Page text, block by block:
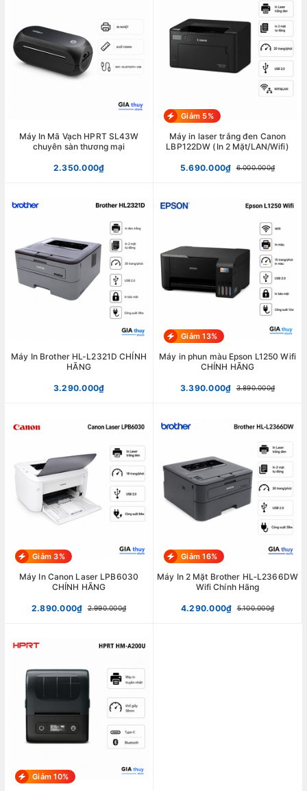
Máy In Mã Vạch HPRT SL43W
chuyên sàn thương mại
2.350.000₫
Giảm 5%
Máy in laser trắng đen Canon
LBP122DW (In 2 Mặt/LAN/Wifi)
5.690.000₫ 6.000.000₫
Máy In Brother HL-L2321D CHÍNH
HÃNG
3.290.000₫
Giảm 13%
Máy in phun màu Epson L1250 Wifi
CHÍNH HÃNG
3.390.000₫ 3.890.000₫
Giảm 3%
Máy In Canon Laser LPB6030
CHÍNH HÃNG
2.890.000₫ 2.990.000₫
Giảm 16%
Máy In 2 Mặt Brother HL‑L2366DW
Wifi Chính Hãng
4.290.000₫ 5.100.000₫
Giảm 10%